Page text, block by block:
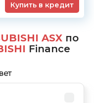
Купить в кредит
ASX по
Finance